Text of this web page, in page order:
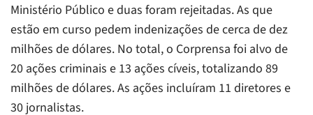
Ministério Público e duas foram rejeitadas. As que
estão em curso pedem indenizações de cerca de dez
milhões de dólares. No total, o Corprensa foi alvo de
20 ações criminais e 13 ações cíveis, totalizando 89
milhões de dólares. As ações incluíram 11 diretores e
30 jornalistas.